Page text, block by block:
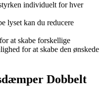
individuelt for hver
lyset kan du reducere
at skabe forskellige
for at skabe den ønskede
Dobbelt